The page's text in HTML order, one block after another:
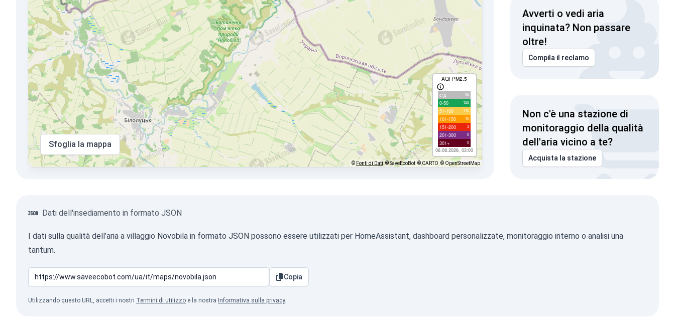
AQI PM2.5
с/д 98
0-50 128
51-100 110
101-150 10
151-200 3
201-300 0
301+ 0
06.08.2026, 03:00
Sfoglia la mappa
©Fonti di Dati © SaveEcoBot © CARTO © OpenStreetMap
Avverti o vedi aria
inquinata? Non passare
oltre!
Compila il reclamo
Non c'è una stazione di
monitoraggio della qualità
dell'aria vicino a te?
Acquista la stazione
Dati dell'insediamento in formato JSON
I dati sulla qualità dell’aria a villaggio Novobila in formato JSON possono essere utilizzati per HomeAssistant, dashboard personalizzate, monitoraggio interno o analisi una
tantum.
Copia
Utilizzando questo URL, accetti i nostri Termini di utilizzo e la nostra Informativa sulla privacy.